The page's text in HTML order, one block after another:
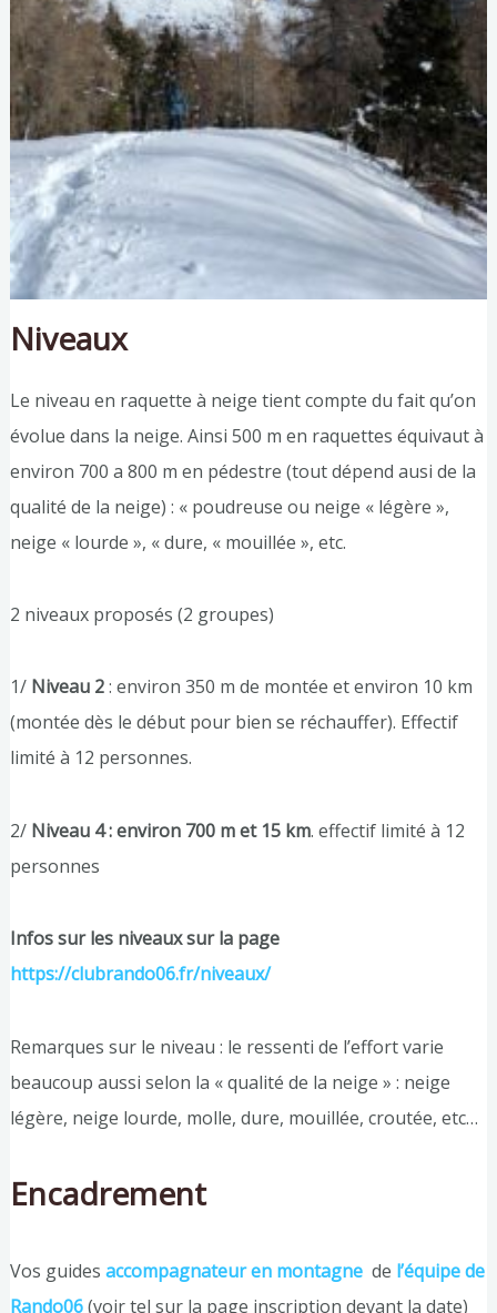
Niveaux
Le niveau en raquette à neige tient compte du fait qu’on
évolue dans la neige. Ainsi 500 m en raquettes équivaut à
environ 700 a 800 m en pédestre (tout dépend ausi de la
qualité de la neige) : « poudreuse ou neige « légère »,
neige « lourde », « dure, « mouillée », etc.
2 niveaux proposés (2 groupes)
1/ Niveau 2: environ 350 m de montée et environ 10 km
(montée dès le début pour bien se réchauffer). Effectif
limité à 12 personnes.
2/ Niveau 4 : environ 700 m et 15 km. effectif limité à 12
personnes
Infos sur les niveaux sur la page
https://clubrando06.fr/niveaux/
Remarques sur le niveau : le ressenti de l’effort varie
beaucoup aussi selon la « qualité de la neige » : neige
légère, neige lourde, molle, dure, mouillée, croutée, etc…
Encadrement
Vos guides accompagnateur en montagne de l’équipe de
Rando06(voir tel sur la page inscription devant la date)